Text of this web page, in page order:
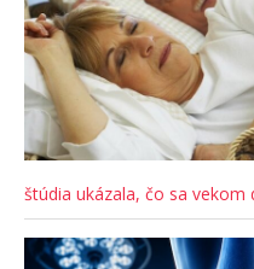
štúdia ukázala, čo sa vekom